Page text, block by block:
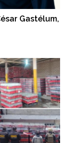
Gastélum,